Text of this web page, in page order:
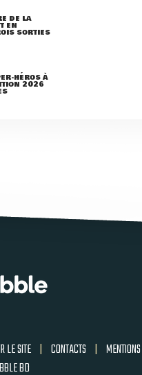
DE LA
EN
SORTIES
HÉROS À
2026
LE SITE | CONTACTS | MENTIONS
BD